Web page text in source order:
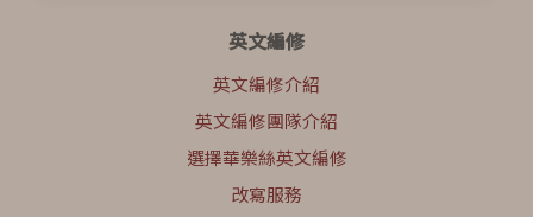
英文編修
英文編修介紹
英文編修團隊介紹
選擇華樂絲英文編修
改寫服務